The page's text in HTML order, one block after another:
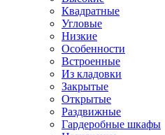
Квадратные
Угловые
Низкие
Особенности
Встроенные
Из кладовки
Закрытые
Открытые
Раздвижные
Гардеробные шкафы